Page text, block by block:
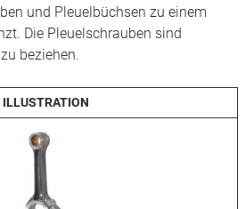
und Pleuelbüchsen zu einem
Die Pleuelschrauben sind
beziehen.
ILLUSTRATION